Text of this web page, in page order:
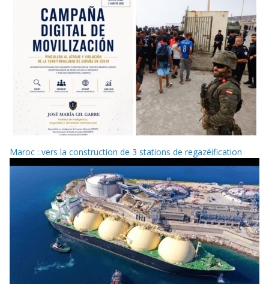
Maroc : vers la construction de 3 stations de regazéification